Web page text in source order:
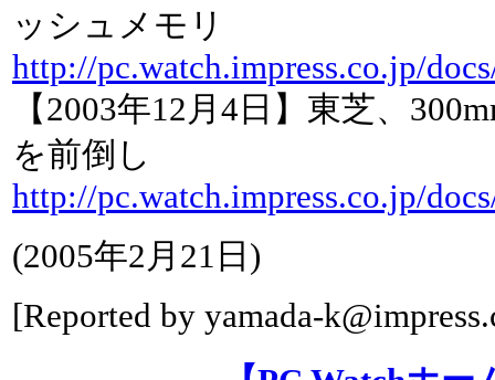
ッシュメモリ
http://pc.watch.impress.co.jp/
【2003年12月4日】東芝、
を前倒し
http://pc.watch.impress.co.jp/
(2005年2月21日 )
[Reported by yamada-